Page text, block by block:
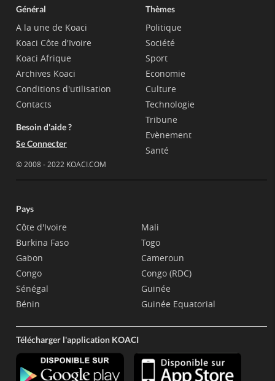
Général
A la une de Koaci
Koaci Côte d'Ivoire
Koaci Afrique
Archives Koaci
Conditions d'utilisation
Contacts
Besoin d'aide ?
Se Connecter
© 2008 - 2022 KOACI.COM
Thèmes
Politique
Société
Sport
Economie
Culture
Technologie
Tribune
Evènement
Santé
Pays
Côte d'Ivoire
Burkina Faso
Gabon
Congo
Sénégal
Bénin
Mali
Togo
Cameroun
Congo (RDC)
Guinée
Guinée Equatorial
Télécharger l'application KOACI